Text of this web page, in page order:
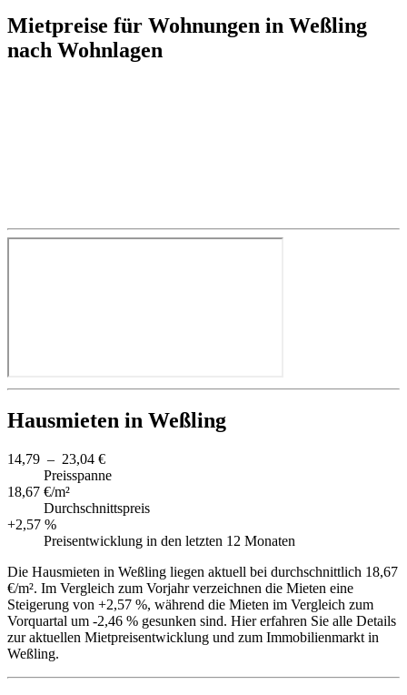
Mietpreise für Wohnungen in Weßling
nach Wohnlagen
Hausmieten in Weßling
14,79 – 23,04 €
Preisspanne
18,67 €/m²
Durchschnittspreis
+2,57 %
Preisentwicklung in den letzten 12 Monaten
Die Hausmieten in Weßling liegen aktuell bei durchschnittlich 18,67
€/m². Im Vergleich zum Vorjahr verzeichnen die Mieten eine
Steigerung von +2,57 %, während die Mieten im Vergleich zum
Vorquartal um -2,46 % gesunken sind. Hier erfahren Sie alle Details
zur aktuellen Mietpreisentwicklung und zum Immobilienmarkt in
Weßling.